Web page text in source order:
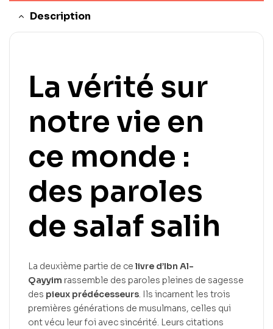
Description
La vérité sur
notre vie en
ce monde :
des paroles
de salaf salih
La deuxième partie de ce livre d’Ibn Al-
Qayyim rassemble des paroles pleines de sagesse
des pieux prédécesseurs. Ils incarnent les trois
premières générations de musulmans, celles qui
ont vécu leur foi avec sincérité. Leurs citations